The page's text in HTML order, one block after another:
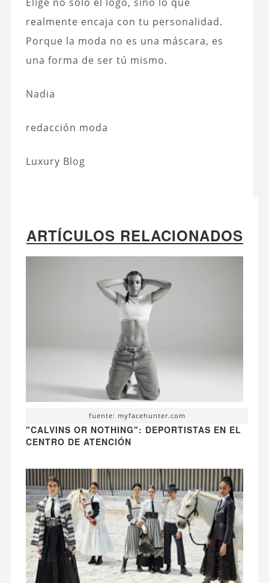
realmente encaja con tu personalidad.
Porque la moda no es una máscara, es
una forma de ser tú mismo.
Nadia
redacción moda
Luxury Blog
ARTÍCULOS RELACIONADOS
fuente: myfacehunter.com
"CALVINS OR NOTHING": DEPORTISTAS EN EL
CENTRO DE ATENCIÓN